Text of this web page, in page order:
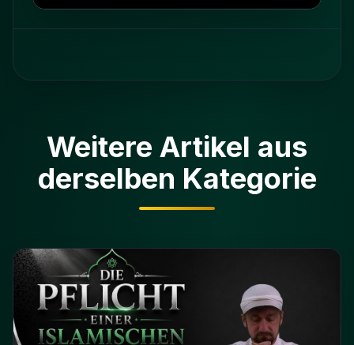
Weitere Artikel aus
derselben Kategorie